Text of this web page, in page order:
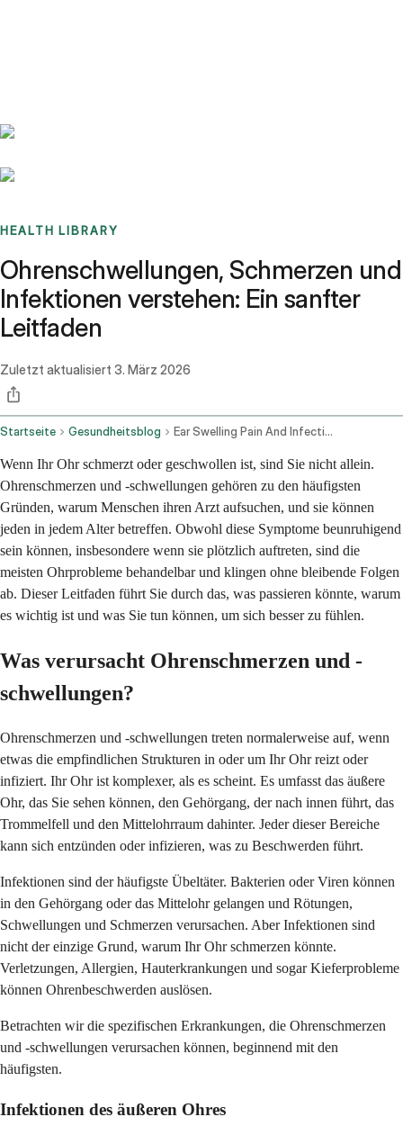
HEALTH LIBRARY
Ohrenschwellungen, Schmerzen und
Infektionen verstehen: Ein sanfter
Leitfaden
Zuletzt aktualisiert 3. März 2026
Startseite Gesundheitsblog Ear Swelling Pain And Infections
Wenn Ihr Ohr schmerzt oder geschwollen ist, sind Sie nicht allein.
Ohrenschmerzen und -schwellungen gehören zu den häufigsten
Gründen, warum Menschen ihren Arzt aufsuchen, und sie können
jeden in jedem Alter betreffen. Obwohl diese Symptome beunruhigend
sein können, insbesondere wenn sie plötzlich auftreten, sind die
meisten Ohrprobleme behandelbar und klingen ohne bleibende Folgen
ab. Dieser Leitfaden führt Sie durch das, was passieren könnte, warum
es wichtig ist und was Sie tun können, um sich besser zu fühlen.
Was verursacht Ohrenschmerzen und -
schwellungen?
Ohrenschmerzen und -schwellungen treten normalerweise auf, wenn
etwas die empfindlichen Strukturen in oder um Ihr Ohr reizt oder
infiziert. Ihr Ohr ist komplexer, als es scheint. Es umfasst das äußere
Ohr, das Sie sehen können, den Gehörgang, der nach innen führt, das
Trommelfell und den Mittelohrraum dahinter. Jeder dieser Bereiche
kann sich entzünden oder infizieren, was zu Beschwerden führt.
Infektionen sind der häufigste Übeltäter. Bakterien oder Viren können
in den Gehörgang oder das Mittelohr gelangen und Rötungen,
Schwellungen und Schmerzen verursachen. Aber Infektionen sind
nicht der einzige Grund, warum Ihr Ohr schmerzen könnte.
Verletzungen, Allergien, Hauterkrankungen und sogar Kieferprobleme
können Ohrenbeschwerden auslösen.
Betrachten wir die spezifischen Erkrankungen, die Ohrenschmerzen
und -schwellungen verursachen können, beginnend mit den
häufigsten.
Infektionen des äußeren Ohres